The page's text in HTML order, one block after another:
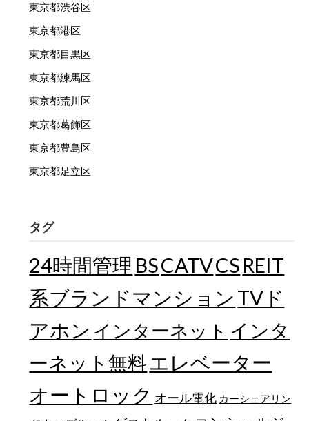
東京都渋谷区
東京都港区
東京都目黒区
東京都練馬区
東京都荒川区
東京都葛飾区
東京都豊島区
東京都足立区
タグ
24時間管理 BSCATVCS REIT
系ブランドマンション TVド
アホン インターネット インタ
ーネット無料エレベーター
オートロック オール電化 カーシェアリン